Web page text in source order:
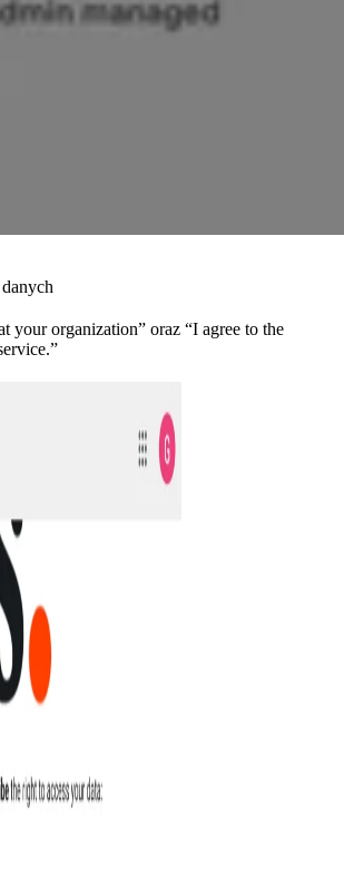
your organization” oraz “I agree to the